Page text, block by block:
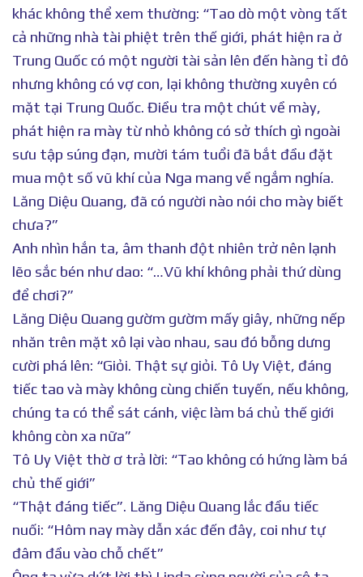
khác không thể xem thường: “Tao dò một vòng tất
cả những nhà tài phiệt trên thế giới, phát hiện ra ở
Trung Quốc có một người tài sản lên đến hàng tỉ đô
nhưng không có vợ con, lại không thường xuyên có
mặt tại Trung Quốc. Điều tra một chút về mày,
phát hiện ra mày từ nhỏ không có sở thích gì ngoài
sưu tập súng đạn, mười tám tuổi đã bắt đầu đặt
mua một số vũ khí của Nga mang về ngắm nghía.
Lăng Diệu Quang, đã có người nào nói cho mày biết
chưa?”
Anh nhìn hắn ta, âm thanh đột nhiên trở nên lạnh
lẽo sắc bén như dao: “…Vũ khí không phải thứ dùng
để chơi?”
Lăng Diệu Quang gườm gườm mấy giây, những nếp
nhăn trên mặt xô lại vào nhau, sau đó bỗng dưng
cười phá lên: “Giỏi. Thật sự giỏi. Tô Uy Việt, đáng
tiếc tao và mày không cùng chiến tuyến, nếu không,
chúng ta có thể sát cánh, việc làm bá chủ thế giới
không còn xa nữa”
Tô Uy Việt thờ ơ trả lời: “Tao không có hứng làm bá
chủ thế giới”
“Thật đáng tiếc”. Lăng Diệu Quang lắc đầu tiếc
nuối: “Hôm nay mày dẫn xác đến đây, coi như tự
đâm đầu vào chỗ chết”